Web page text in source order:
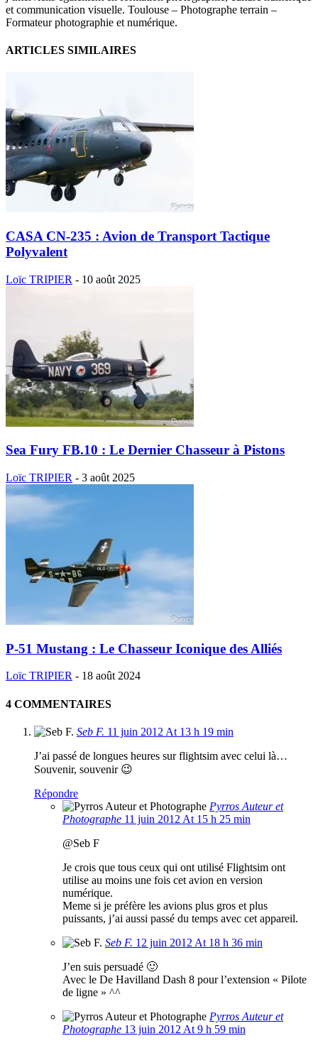
et communication visuelle. Toulouse – Photographe terrain –
Formateur photographie et numérique.
ARTICLES SIMILAIRES
CASA CN-235 : Avion de Transport Tactique
Polyvalent
Loïc TRIPIER - 10 août 2025
Sea Fury FB.10 : Le Dernier Chasseur à Pistons
Loïc TRIPIER - 3 août 2025
P-51 Mustang : Le Chasseur Iconique des Alliés
Loïc TRIPIER - 18 août 2024
4 COMMENTAIRES
Seb F. 11 juin 2012 At 13 h 19 min
J’ai passé de longues heures sur flightsim avec celui là…
Souvenir, souvenir 😉
Répondre
Pyrros Auteur et
Photographe 11 juin 2012 At 15 h 25 min
@Seb F
Je crois que tous ceux qui ont utilisé Flightsim ont
utilise au moins une fois cet avion en version
numérique.
Meme si je préfère les avions plus gros et plus
puissants, j’ai aussi passé du temps avec cet appareil.
Seb F. 12 juin 2012 At 18 h 36 min
J’en suis persuadé 🙂
Avec le De Havilland Dash 8 pour l’extension « Pilote
de ligne » ^^
Pyrros Auteur et
Photographe 13 juin 2012 At 9 h 59 min